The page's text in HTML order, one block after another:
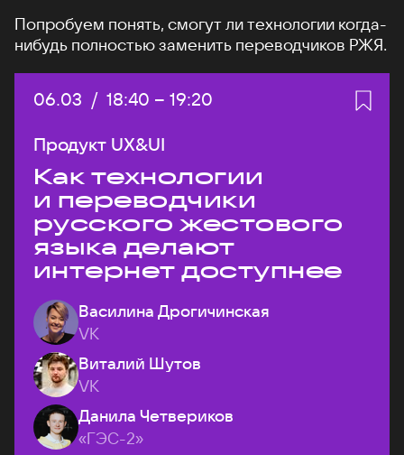
Попробуем понять, смогут ли технологии когда-
нибудь полностью заменить переводчиков РЖЯ.
Дата:
06.03 / Начало:
18:40 – Конец:
19:20
Продукт UX&UI
Как технологии
и переводчики
русского жестового
языка делают
интернет доступнее
Василина Дрогичинская
VK
Виталий Шутов
VK
Данила Четвериков
«ГЭС-2»